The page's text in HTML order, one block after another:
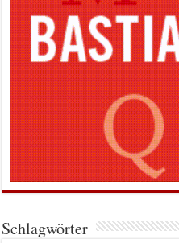
Schlagwörter